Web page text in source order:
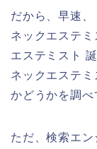
だから、早速
ネックエステ
エステミスト
ネックエステ
かどうかを調べ
ただ、検索エ